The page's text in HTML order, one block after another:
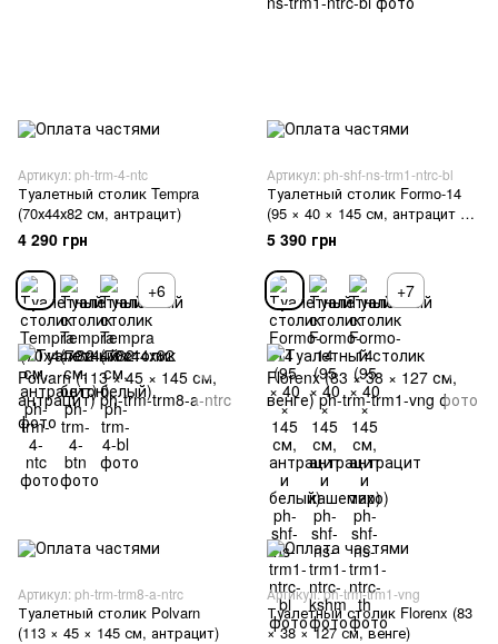
Артикул: ph-trm-4-ntc
Туалетный столик Tempra
(70х44х82 см, антрацит)
4 290 грн
+6
Артикул: ph-shf-ns-trm1-ntrc-bl
Туалетный столик Formo-14
(95 × 40 × 145 см, антрацит и
белый)
5 390 грн
+7
Артикул: ph-trm-trm8-a-ntrc
Туалетный столик Polvarn
(113 × 45 × 145 см, антрацит)
Артикул: ph-trm-trm1-vng
Туалетный столик Florenx (83
× 38 × 127 см, венге)